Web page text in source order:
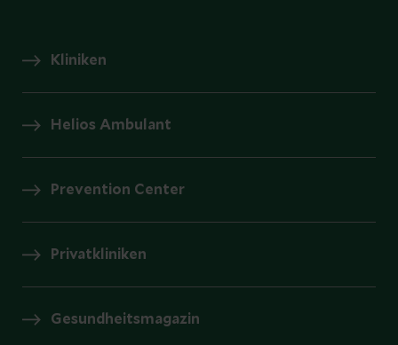
Kliniken
Helios Ambulant
Prevention Center
Privatkliniken
Gesundheitsmagazin